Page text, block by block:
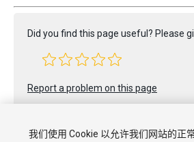
Did you find this page useful? Please
Report a problem on this page
我们使用 Cookie 以允许我们网站的正